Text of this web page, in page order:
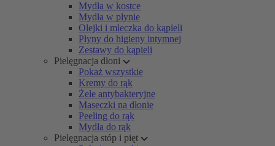
Mydła w kostce
Mydła w płynie
Olejki i mleczka do kąpieli
Płyny do higieny intymnej
Zestawy do kąpieli
Pielęgnacja dłoni
Pokaż wszystkie
Kremy do rąk
Żele antybakteryjne
Maseczki na dłonie
Peeling do rąk
Mydła do rąk
Pielęgnacja stóp i pięt